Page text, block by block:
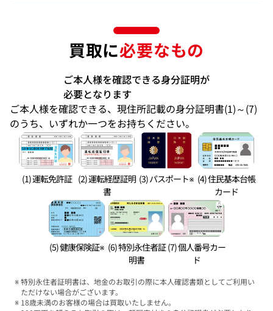
買取に必要なもの
ご本人様を確認できる身分証明が
必要となります
ご本人様を確認できる、現住所記載の身分証明書(1)～(7)
のうち、いずれか一つをお持ちください。
(1) 運転免許証 (2) 運転経歴証明
書
(3) パスポート※ (4) 住民基本台帳
カード
(5) 健康保険証※ (6) 特別永住者証
明書
(7) 個人番号カー
ド
特別永住者証明書は、地金のお取引の際に本人確認書類としてご利用い
ただけない場合がございます。
18歳未満のお客様の場合は買取いたしません。